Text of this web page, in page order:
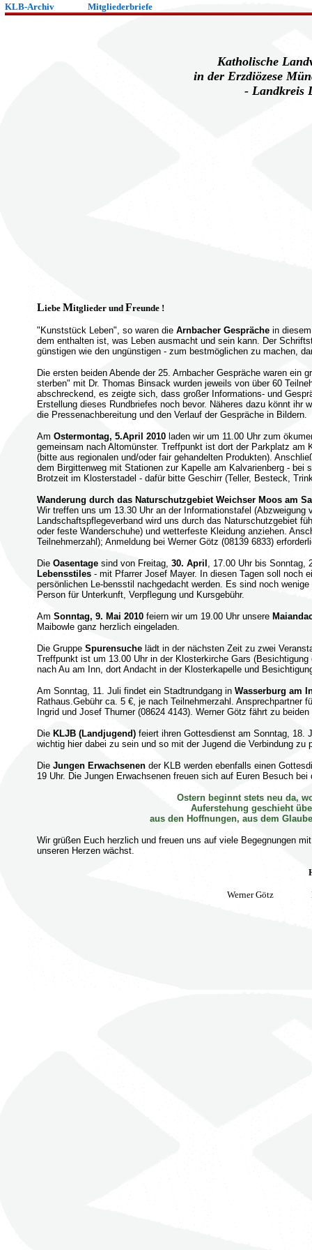
KLB-Archiv Mitgliederbriefe
Katholische
in der Erzdiözese
- Landkreis
Liebe Mitglieder und Freunde !
"Kunststück Leben", so waren die Arnbacher Gespräche in
dem enthalten ist, was Leben ausmacht und sein kann. Der
günstigen wie den ungünstigen - zum bestmöglichen zu machen,
Die ersten beiden Abende der 25. Arnbacher Gespräche waren
sterben" mit Dr. Thomas Binsack wurden jeweils von über 60
abschreckend, es zeigte sich, dass großer Informations- und
Erstellung dieses Rundbriefes noch bevor. Näheres dazu könnt ihr
die Pressenachbereitung und den Verlauf der Gespräche in Bildern.
Am Ostermontag, 5.April 2010 laden wir um 11.00 Uhr zum
gemeinsam nach Altomünster. Treffpunkt ist dort der Parkplatz am
(bitte aus regionalen und/oder fair gehandelten Produkten).
dem Birgittenweg mit Stationen zur Kapelle am Kalvarienberg -
Brotzeit im Klosterstadel - dafür bitte Geschirr (Teller, Besteck,
Wanderung durch das Naturschutzgebiet Weichser Moos am
Wir treffen uns um 13.30 Uhr an der Informationstafel
Landschaftspflegeverband wird uns durch das Naturschutzgebiet
oder feste Wanderschuhe) und wetterfeste Kleidung anziehen.
Teilnehmerzahl); Anmeldung bei Werner Götz (08139 6833)
Die Oasentage sind von Freitag, 30. April , 17.00 Uhr bis Sonntag,
Lebensstiles - mit Pfarrer Josef Mayer. In diesen Tagen soll noch
persönlichen Le-bensstil nachgedacht werden. Es sind noch
Person für Unterkunft, Verpflegung und Kursgebühr.
Am Sonntag, 9. Mai 2010 feiern wir um 19.00 Uhr unsere
Maibowle ganz herzlich eingeladen.
Die Gruppe Spurensuche lädt in der nächsten Zeit zu zwei
Treffpunkt ist um 13.00 Uhr in der Klosterkirche Gars
nach Au am Inn, dort Andacht in der Klosterkapelle und
Am Sonntag, 11. Juli findet ein Stadtrundgang in Wasserburg am
Rathaus.Gebühr ca. 5 €, je nach Teilnehmerzahl. Ansprechpartner
Ingrid und Josef Thurner (08624 4143). Werner Götz fährt zu
Die KLJB (Landjugend) feiert ihren Gottesdienst am Sonntag, 18.
wichtig hier dabei zu sein und so mit der Jugend die Verbindung zu
Die Jungen Erwachsenen der KLB werden ebenfalls einen
19 Uhr. Die Jungen Erwachsenen freuen sich auf Euren Besuch
Ostern beginnt stets neu da,
Auferstehung geschieht
aus den Hoffnungen, aus dem
Wir grüßen Euch herzlich und freuen uns auf viele Begegnungen
unseren Herzen wächst.
Werner Götz